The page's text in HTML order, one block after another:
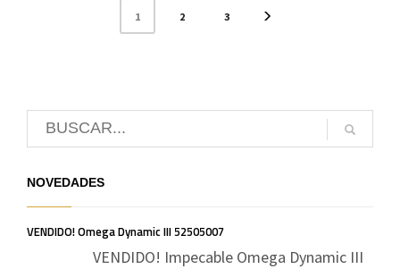
1 2 3
NOVEDADES
VENDIDO! Omega Dynamic III 52505007
VENDIDO! Impecable Omega Dynamic III